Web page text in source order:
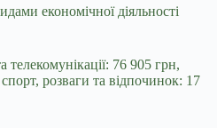
економічної діяльності
76 905 грн,
розваги та відпочинок: 17